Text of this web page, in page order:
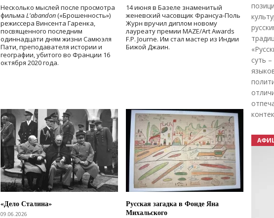
Несколько мыслей после просмотра
фильма L'abandon(«Брошенность»)
режиссера Винсента Гаренка,
посвященного последним
одиннадцати дням жизни Самюэля
Пати, преподавателя истории и
географии, убитого во Франции 16
октября 2020 года.
14 июня в Базеле знаменитый
женевский часовщик Франсуа-Поль
Журн вручил диплом новому
лауреату премии MAZE/Art Awards
F.P. Journe. Им стал мастер из Индии
Бижой Джаин.
«Дело Сталина»
09.06.2026
Русская загадка в Фонде Яна
Михальского
суть